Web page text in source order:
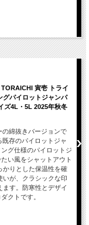
寅壱 トライ
グパイロットジャンパ
ズ4L・5L 2025年秋冬
の綿抜きバージョンで
存のパイロットジャ
グ仕様のパイロットジ
い風をシャットアウト
かりとした保温性を確
いが、クラシックな印
す。防寒性とデザイ
クトです。